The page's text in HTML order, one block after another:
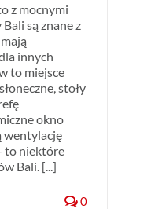
z mocnymi
są znane z
innych
to miejsce
stoły
okno
wentylację
to niektóre
Bali. [...]
0